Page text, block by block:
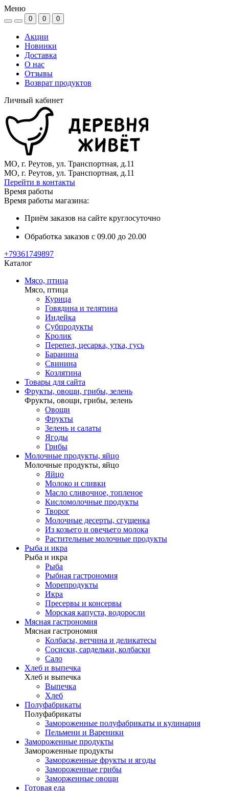
Меню
0 0 0
Акции
Новинки
Доставка
О нас
Отзывы
Возврат продуктов
Личный кабинет
МО, г. Реутов, ул. Транспортная, д.11
МО, г. Реутов, ул. Транспортная, д.11
Перейти в контакты
Время работы
Время работы магазина:
Приём заказов на сайте круглосуточно
Обработка заказов с 09.00 до 20.00
+79361749897
Каталог
Мясо, птица
Мясо, птица
Курица
Говядина и телятина
Индейка
Субпродукты
Кролик
Перепел, цесарка, утка, гусь
Баранина
Свинина
Козлятина
Товары для сайта
Фрукты, овощи, грибы, зелень
Фрукты, овощи, грибы, зелень
Овощи
Фрукты
Зелень и салаты
Ягоды
Грибы
Молочные продукты, яйцо
Молочные продукты, яйцо
Яйцо
Молоко и сливки
Масло сливочное, топленое
Кисломолочные продукты
Творог
Молочные десерты, сгущенка
Из козьего и овечьего молока
Растительные молочные продукты
Рыба и икра
Рыба и икра
Рыба
Рыбная гастрономия
Морепродукты
Икра
Пресервы и консервы
Морская капуста, водоросли
Мясная гастрономия
Мясная гастрономия
Колбасы, ветчина и деликатесы
Сосиски, сардельки, колбаски
Сало
Хлеб и выпечка
Хлеб и выпечка
Выпечка
Хлеб
Полуфабрикаты
Полуфабрикаты
Замороженные полуфабрикаты и кулинария
Пельмени и Вареники
Замороженные продукты
Замороженные продукты
Замороженные фрукты и ягоды
Замороженные грибы
Заморженные овощи
Готовая еда